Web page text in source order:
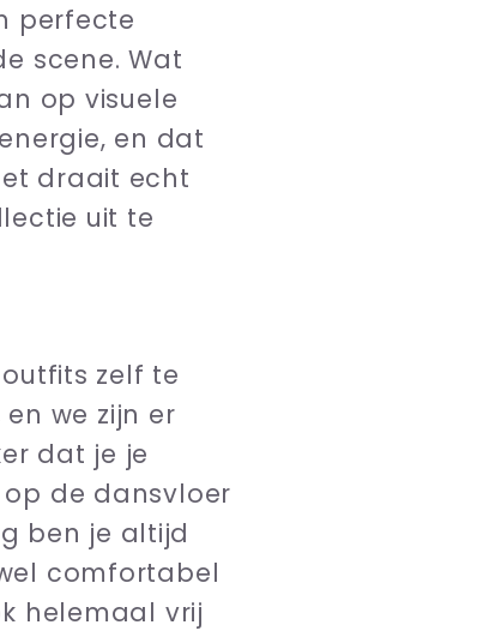
perfecte
scene. Wat
op visuele
en dat
draait echt
uit te
zelf te
we zijn er
dat je je
de dansvloer
ben je altijd
comfortabel
helemaal vrij